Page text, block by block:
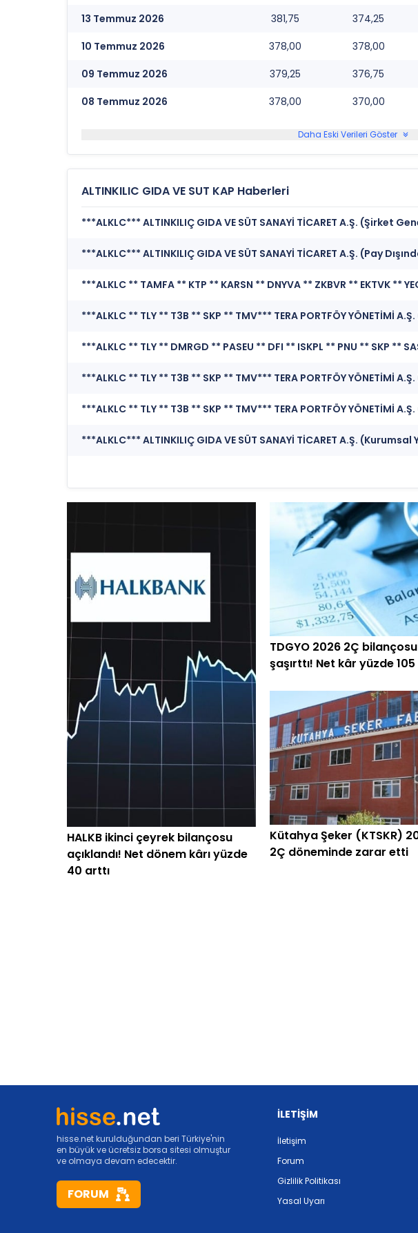
13 Temmuz 2026
381,75 374,25
10 Temmuz 2026
378,00 378,00
09 Temmuz 2026
379,25 376,75
08 Temmuz 2026
378,00 370,00
Daha Eski Verileri Göster
ALTINKILIC GIDA VE SUT KAP Haberleri
***ALKLC*** ALTINKILIÇ GIDA VE SÜT SANAYİ TİCARET A.Ş. (Şirket
***ALKLC ** TLY ** T3B ** SKP ** TMV*** TERA PORTFÖY YÖNETİMİ
***ALKLC ** TLY ** T3B ** SKP ** TMV*** TERA PORTFÖY YÖNETİMİ
***ALKLC ** TLY ** T3B ** SKP ** TMV*** TERA PORTFÖY YÖNETİMİ
HALKB ikinci çeyrek bilançosu
açıklandı! Net dönem kârı yüzde
40 arttı
TDGYO 2026 2Ç bilançosu
şaşırttı! Net kâr yüzde
Kütahya Şeker (KTSKR)
2Ç döneminde zarar etti
hisse.net kurulduğundan beri Türkiye'nin
en büyük ve ücretsiz borsa sitesi olmuştur
ve olmaya devam edecektir.
FORUM
İLETİŞİM
İletişim
Forum
Gizlilik Politikası
Yasal Uyarı